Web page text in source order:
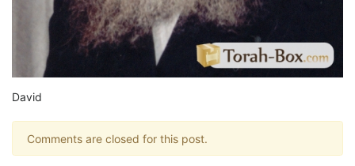
David
Comments are closed for this post.